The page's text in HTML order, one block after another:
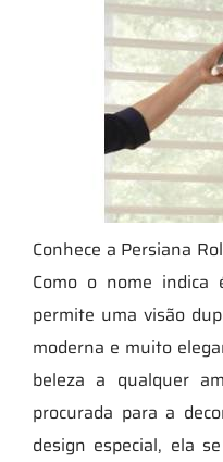
Conhece a Persiana
Como o nome
permite uma visão
moderna e muito
beleza a qualquer
procurada para a
design especial, ela